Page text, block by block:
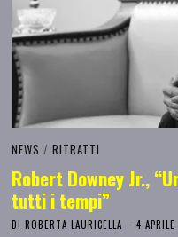
NEWS / RITRATTI
Robert Downey Jr.,
tutti i tempi”
DIROBERTA LAURICELLA 4